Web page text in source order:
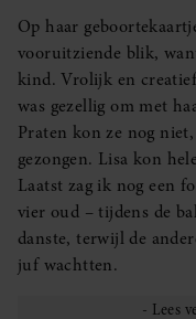
Op haar
vooruitziende blik,
kind. Vrolijk en
was gezellig om met
Praten kon ze nog
gezongen. Lisa kon
Laatst zag ik nog een
vier oud – tijdens de
danste, terwijl de
juf wachtten.